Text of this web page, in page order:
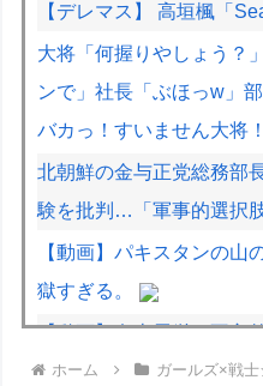
【デレマス】 高垣楓「
大将「何握りやしょう？
ンで」社長「ぶほっw」
バカっ！すいません大将！
北朝鮮の金与正党総務部
験を批判…「軍事的選択
【動画】パキスタンの山
獄すぎる。
【動画】名古屋栄で不良
逮捕しろやｗｗｗ
ホーム ガールズ×戦